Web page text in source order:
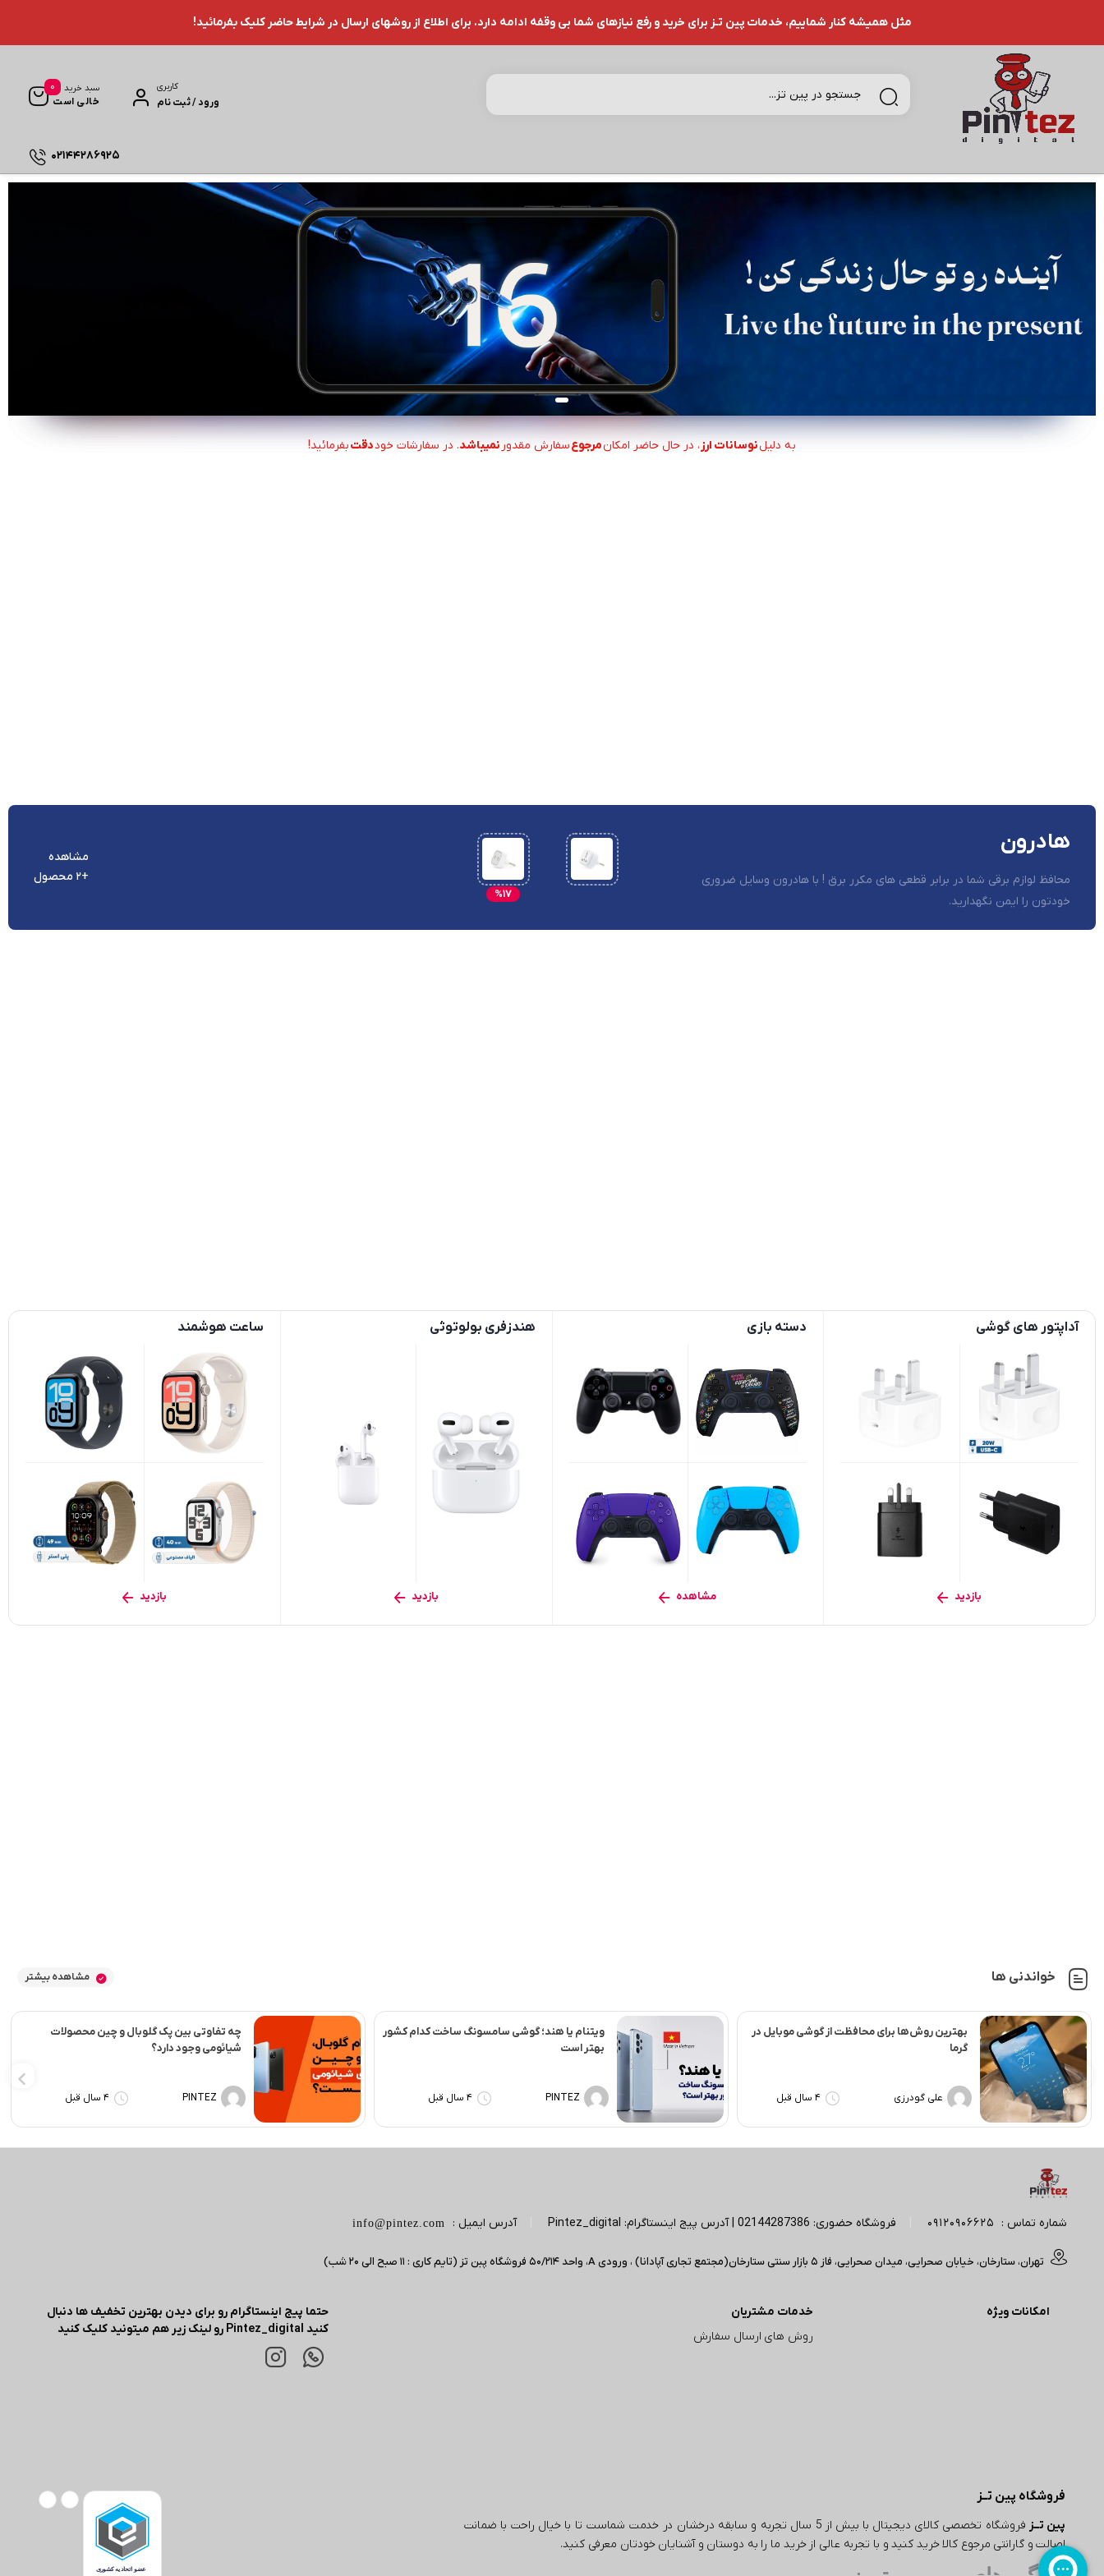
مثل همیشه کنار شماییم، خدمات پین تـز برای خرید و رفع نیازهای شما بی وقفه ادامه دارد. برای اطلاع از روشهای ارسال در شرایط حاضر کلیک بفرمائید!
کاربری
ورود / ثبت نام
سبد خرید
خالی است
0
02144286925
به دلیلنوسانات ارز، در حال حاضر امکانمرجوعسفارش مقدور نمیباشد. در سفارشات خوددقتبفرمائید!
هادرون
محافظ لوازم برقی شما در برابر قطعی های مکرر برق ! با هادرون وسایل ضروری
خودتون را ایمن نگهدارید.
%17
مشاهده
+2 محصول
آداپتور های گوشی
بازدید
دسته بازی
مشاهده
هندزفری بولوتوثی
بازدید
ساعت هوشمند
بازدید
خواندنی ها مشاهده بیشتر
بهترین روش‌ها برای محافظت از گوشی موبایل در
گرما
علی گودرزی 4 سال قبل
ویتنام یا هند؛ گوشی سامسونگ ساخت کدام کشور
بهتر است
PINTEZ 4 سال قبل
چه تفاوتی بین پک گلوبال و چین محصولات
شیائومی وجود دارد؟
PINTEZ 4 سال قبل
شماره تماس : 09120906625 فروشگاه حضوری: 02144287386 | آدرس پیج اینستاگرام: Pintez_digital آدرس ایمیل : info@pintez.com
تهران، ستارخان، خیابان صحرایی، میدان صحرایی، فاز 5 بازار سنتی ستارخان(مجتمع تجاری آپادانا) ، ورودی A، واحد 50/214 فروشگاه پبن تز (تایم کاری : 11 صبح الی 20 شب)
امکانات ویژه
خدمات مشتریان
روش های ارسال سفارش
حتما پیج اینستاگرام رو برای دیدن بهترین تخفیف ها دنبال
کنید Pintez_digital رو لینک زیر هم میتونید کلیک کنید
فروشگاه پین تــز
پین تــز
فروشگاه تخصصی کالای دیجیتال با بیش از 5 سال تجربه و سابقه درخشان در خدمت شماست تا با خیال راحت با ضمانت
اصالت و گارانتی مرجوع کالا خرید کنید و با تجربه عالی از خرید ما را به دوستان و آشنایان خودتان معرفی کنید.